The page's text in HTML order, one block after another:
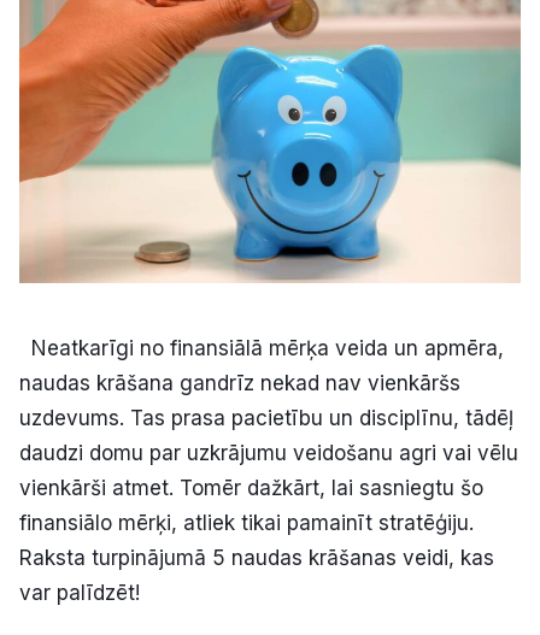
Sports
Kultūra
Bizness
Video
Sludinājumi
Pasākumi
Reklāma
Neatkarīgi no finansiālā mērķa veida un apmēra,
naudas krāšana gandrīz nekad nav vienkāršs
uzdevums. Tas prasa pacietību un disciplīnu, tādēļ
daudzi domu par uzkrājumu veidošanu agri vai vēlu
vienkārši atmet. Tomēr dažkārt, lai sasniegtu šo
finansiālo mērķi, atliek tikai pamainīt stratēģiju.
Raksta turpinājumā 5 naudas krāšanas veidi, kas
var palīdzēt!